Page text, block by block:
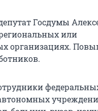
Госдумы
или
организациях.